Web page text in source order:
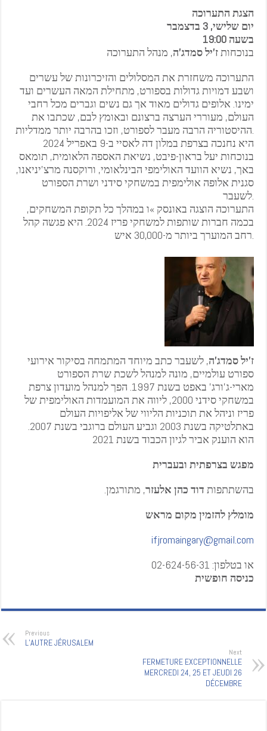
הצגת התערוכה
יום שלישי, 3 בדצמבר
בשעה 19:00
בנוכחותז’יל סמדג’ה, מנהל התערוכה
התערוכה משחזרת את המסלולים והזיכרונות של עשרים
ושבע דמויות גדולות בספורט, מתחילת המאה העשרים ועד
ימינו. אלופים גדולים מאוד אך גם נשים וגברים מכל רחבי
העולם, מעוררי הערצה ברצונם ובאומץ לבם, שכתבו את
ההיסטוריה הרבה מעבר לספורט, וזכו בהרבה יותר ממדליות.
היא נחנכה בצרפת במלון דה לאסיי ב-9 באפריל 2024
בנוכחות יעל בראון-פיבט, נשיאת האספה הלאומית, תומאס
באך, נשיא הוועד האולימפי הבינלאומי, ורוקסנה מרצ’יניאנו,
סגנית אלופה אולימפית במשחקי סידני ושרת הספורט
לשעבר.
התערוכה הוצגה באונסק »ו במהלך כל תקופת המשחקים,
בכמה חברות שותפות למשחקי פריז 2024. היא פגשה קהל
רחב המוערך ביותר מ-30,000 איש.
ז’יל סמדג’ה, לשעבר כתב מיוחד המתמחה בסיקור אירועי
ספורט עולמיים, מונה למנהל לשכת שרת הספורט
מארי-ג’ורג’ באפט בשנת 1997. הפך למנהל מועדון צרפת
במשחקי סידני 2000, ליווה את המועמדות האולימפית של
פריז וניהל את תוכניות הליווי של אליפויות העולם
באתלטיקה בשנת 2003 וגביע העולם ברוגבי בשנת 2007.
הוא הוענק אביר לגיון הכבוד בשנת 2021
מפגש בצרפתית ובעברית
.בהשתתפות דוד כהן אלעזר, מתורגמן
מומלץ להזמין מקום מראש
ifjromaingary@gmail.com
או בטלפון: 02-624-56-31
כניסה חופשית
Previous
L’AUTRE JÉRUSALEM
Next
FERMETURE EXCEPTIONNELLE
MERCREDI 24, 25 ET JEUDI 26
DÉCEMBRE